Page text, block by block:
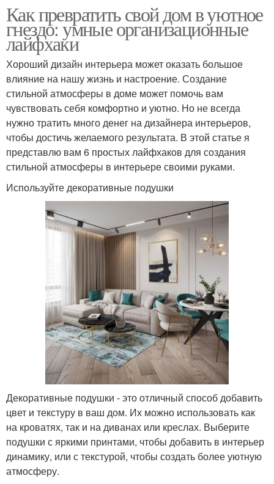
Как превратить свой дом в уютное
гнездо: умные организационные
лайфхаки
Хороший дизайн интерьера может оказать большое
влияние на нашу жизнь и настроение. Создание
стильной атмосферы в доме может помочь вам
чувствовать себя комфортно и уютно. Но не всегда
нужно тратить много денег на дизайнера интерьеров,
чтобы достичь желаемого результата. В этой статье я
представлю вам 6 простых лайфхаков для создания
стильной атмосферы в интерьере своими руками.
Используйте декоративные подушки
Декоративные подушки - это отличный способ добавить
цвет и текстуру в ваш дом. Их можно использовать как
на кроватях, так и на диванах или креслах. Выберите
подушки с яркими принтами, чтобы добавить в интерьер
динамику, или с текстурой, чтобы создать более уютную
атмосферу.